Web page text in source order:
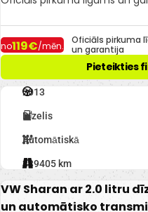
no119€/mēn.
Oficiāls pirkuma
un garantija
Pieteikties
2013
Dīzelis
Automātiskā
339405 km
VW Sharan ar 2.0 litru
un automātisko